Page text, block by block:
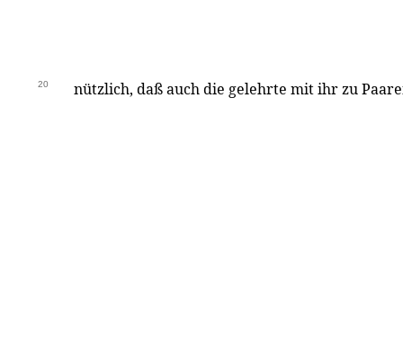
20 nützlich, daß auch die gelehrte mit ihr zu